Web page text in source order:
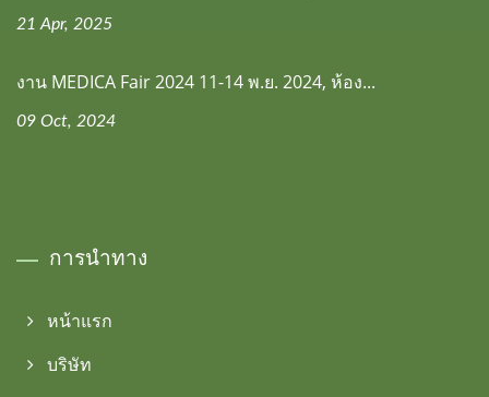
21 Apr, 2025
งาน MEDICA Fair 2024 11-14 พ.ย. 2024, ห้อง...
09 Oct, 2024
การนำทาง
หน้าแรก
บริษัท